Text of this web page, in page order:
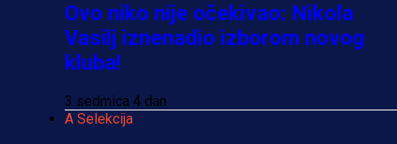
Ovo niko nije očekivao: Nikola
Vasilj iznenadio izborom novog
kluba!
3 sedmica 4 dan
A Selekcija